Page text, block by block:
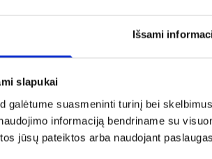
Išsami
slapukai
galėtume suasmeninti turinį bei
informaciją bendriname su
jūsų pateiktos arba naudojant
pasaulyje pripažįsta savo
apie Airiją ir jos kultūrinį
– šiame mieste Šv. Patriko
gatvėmis žygiuoja paradai, o
„Guiness“ alus ir airiškas viskis.